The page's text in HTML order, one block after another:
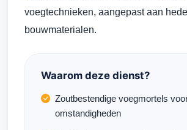
voegtechnieken, aangepast aan
bouwmaterialen.
Waarom deze dienst?
Zoutbestendige voegmortels
omstandigheden